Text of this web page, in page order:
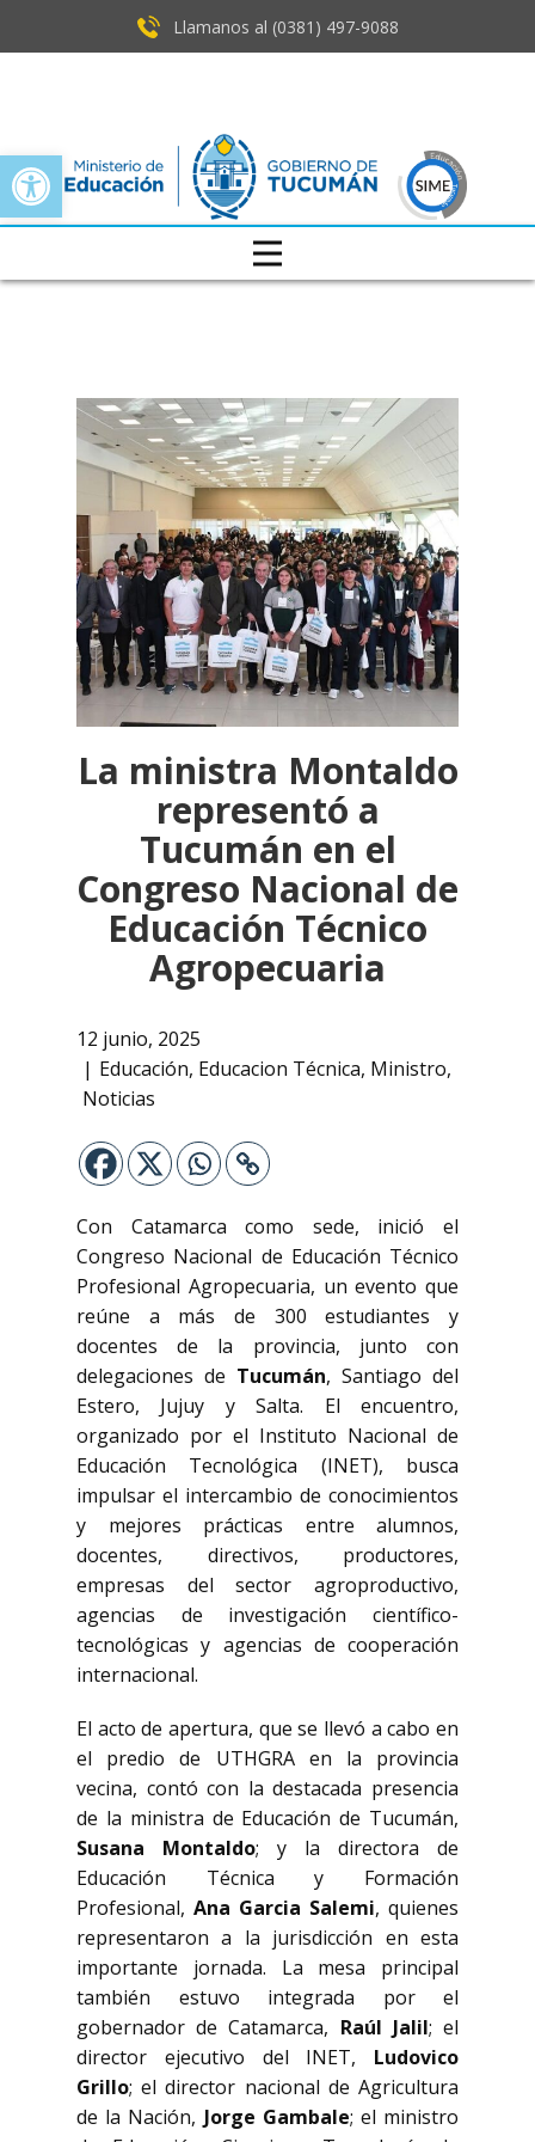
Open toolbar
Llamanos al (0381) ​497-9088
La ministra Montaldo
representó a
Tucumán en el
Congreso Nacional de
Educación Técnico
Agropecuaria
12 junio, 2025
Educación, Educacion Técnica, Ministro,
Noticias
Con Catamarca como sede, inició el
Congreso Nacional de Educación Técnico
Profesional Agropecuaria, un evento que
reúne a más de 300 estudiantes y
docentes de la provincia, junto con
delegaciones de Tucumán, Santiago del
Estero, Jujuy y Salta. El encuentro,
organizado por el Instituto Nacional de
Educación Tecnológica (INET), busca
impulsar el intercambio de conocimientos
y mejores prácticas entre alumnos,
docentes, directivos, productores,
empresas del sector agroproductivo,
agencias de investigación científico-
tecnológicas y agencias de cooperación
internacional.
El acto de apertura, que se llevó a cabo en
el predio de UTHGRA en la provincia
vecina, contó con la destacada presencia
de la ministra de Educación de Tucumán,
Susana Montaldo; y la directora de
Educación Técnica y Formación
Profesional, Ana Garcia Salemi, quienes
representaron a la jurisdicción en esta
importante jornada. La mesa principal
también estuvo integrada por el
gobernador de Catamarca, Raúl Jalil; el
director ejecutivo del INET, Ludovico
Grillo; el director nacional de Agricultura
de la Nación, Jorge Gambale; el ministro